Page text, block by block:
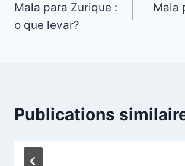
de
l’article
Mala para Zurique :
o que levar?
Mala
Publications